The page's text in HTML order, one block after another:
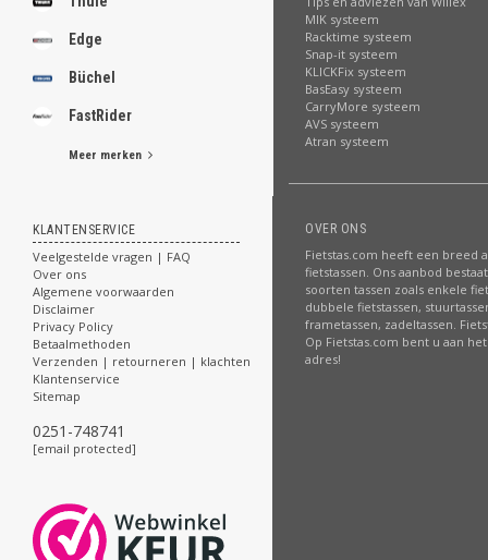
Edge
Büchel
FastRider
Meer merken
KLANTENSERVICE
Veelgestelde vragen | FAQ
Over ons
Algemene voorwaarden
Disclaimer
Privacy Policy
Betaalmethoden
Verzenden | retourneren | klachten
Klantenservice
Sitemap
0251-748741
[email protected]
MIK systeem
Racktime systeem
Snap-it systeem
KLICKFix systeem
BasEasy systeem
CarryMore systeem
AVS systeem
Atran systeem
OVER ONS
Fietstas.com heeft een breed
fietstassen. Ons aanbod
soorten tassen zoals enkele
dubbele fietstassen,
frametassen, zadeltassen.
Op Fietstas.com bent u aan
adres!